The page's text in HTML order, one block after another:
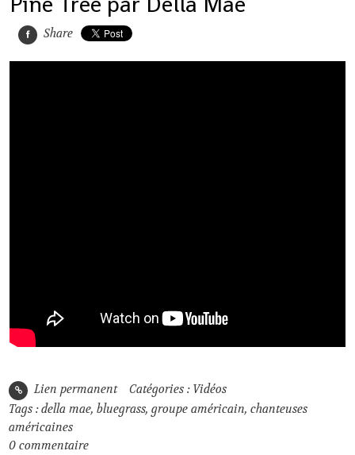
Share
Lien permanent Catégories : Vidéos
Tags :della mae,bluegrass,groupe américain,chanteuses
américaines
0 commentaire